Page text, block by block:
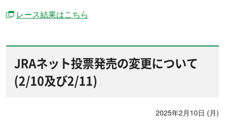
レース結果はこちら
JRAネット投票発売の変更について
(2/10及び2/11)
2025年2月10日 (月)